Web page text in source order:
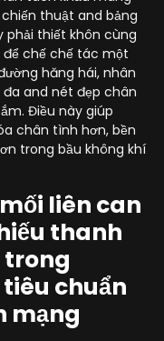
thuật and bảng
phải thiết khôn cùng
để chế chế tác một
hăng hái, nhân
and nét đẹp chân
Điều này giúp
chân tình hơn, bền
trong bầu không khí
liên can
thanh
trong
chuẩn
mạng